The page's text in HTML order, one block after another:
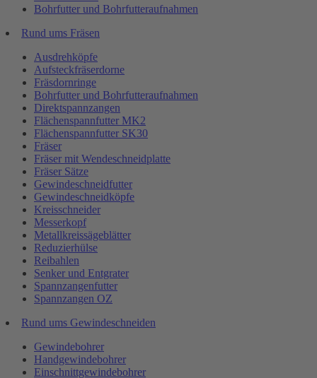
Bohrfutter und Bohrfutteraufnahmen
Rund ums Fräsen
Ausdrehköpfe
Aufsteckfräserdorne
Fräsdornringe
Bohrfutter und Bohrfutteraufnahmen
Direktspannzangen
Flächenspannfutter MK2
Flächenspannfutter SK30
Fräser
Fräser mit Wendeschneidplatte
Fräser Sätze
Gewindeschneidfutter
Gewindeschneidköpfe
Kreisschneider
Messerkopf
Metallkreissägeblätter
Reduzierhülse
Reibahlen
Senker und Entgrater
Spannzangenfutter
Spannzangen OZ
Rund ums Gewindeschneiden
Gewindebohrer
Handgewindebohrer
Einschnittgewindebohrer